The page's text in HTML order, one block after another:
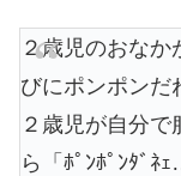
２歳児のおな
びにポンポンだ
２歳児が自分
ら「ﾎﾟﾝﾎﾟﾝﾀﾞﾈ